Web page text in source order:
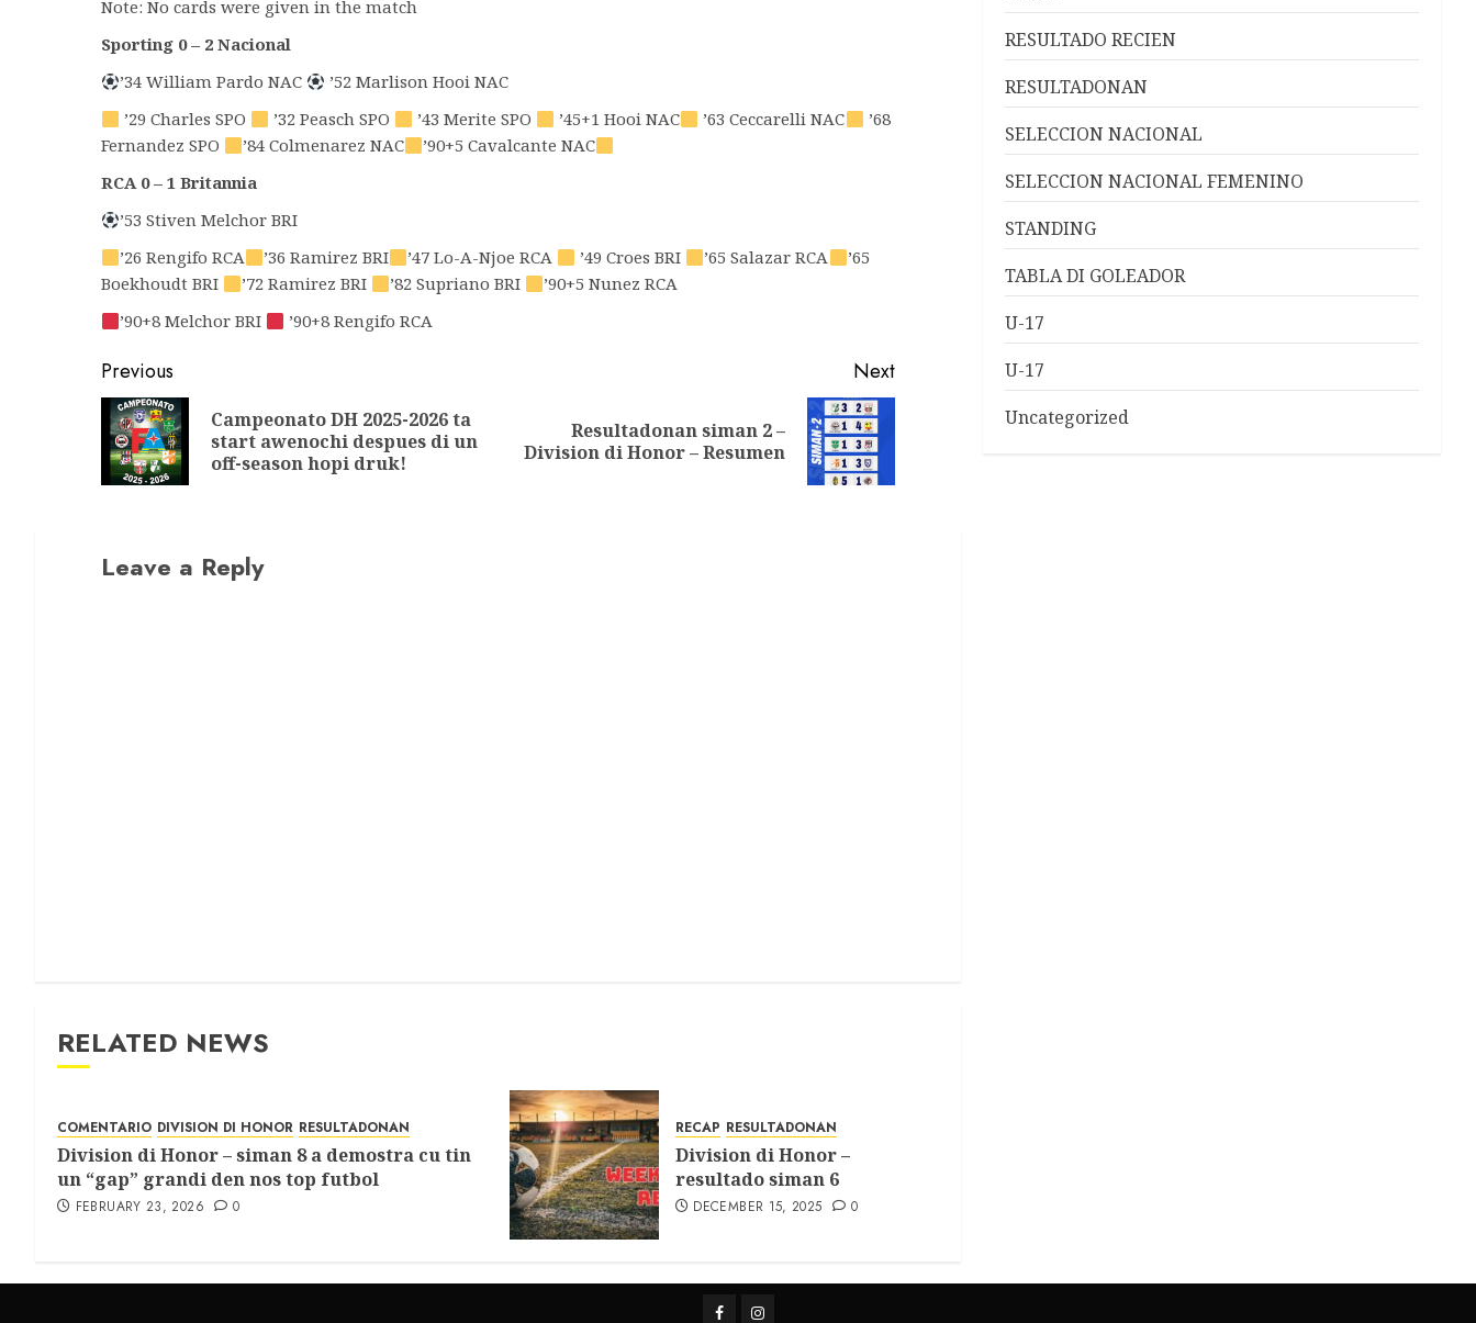
Note: No cards were given in the match
Sporting 0 – 2 Nacional
’34 William Pardo NAC
’52 Marlison Hooi NAC
’29 Charles SPO
’32 Peasch SPO ’43 Merite SPO ’45+1 Hooi NAC ’63 Ceccarelli NAC
’68
Fernandez SPO
’84 Colmenarez NAC
’90+5 Cavalcante NAC
RCA 0 – 1 Britannia
’53 Stiven Melchor BRI
’26 Rengifo RCA
’36 Ramirez BRI ’47 Lo-A-Njoe RCA ’49 Croes BRI ’65 Salazar RCA
’65
Boekhoudt BRI
’72 Ramirez BRI ’82 Supriano BRI
’90+5 Nunez RCA
’90+8 Melchor BRI
’90+8 Rengifo RCA
Previous
Campeonato DH 2025-2026 ta
start awenochi despues di un
off-season hopi druk!
Next
Resultadonan siman 2 –
Division di Honor – Resumen
Leave a Reply
RELATED NEWS
COMENTARIO DIVISION DI HONOR RESULTADONAN
Division di Honor – siman 8 a demostra cu tin
un “gap” grandi den nos top futbol
FEBRUARY 23, 2026 0
RECAP RESULTADONAN
Division di Honor –
resultado siman 6
DECEMBER 15, 2025 0
RESULTADO RECIEN
RESULTADONAN
SELECCION NACIONAL
SELECCION NACIONAL FEMENINO
STANDING
TABLA DI GOLEADOR
U-17
U-17
Uncategorized